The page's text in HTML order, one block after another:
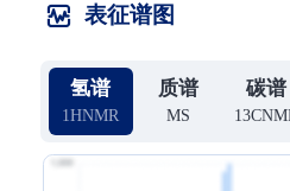
表征谱图
氢谱
1HNMR
质谱
MS
碳谱